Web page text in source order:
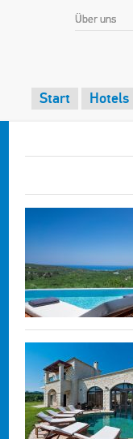
Über uns
Start Hotels